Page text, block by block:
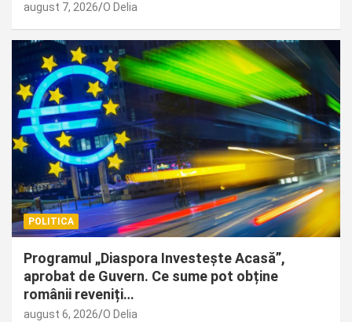
august 7, 2026 O Delia
POLITICA
Programul „Diaspora Investește Acasă”,
aprobat de Guvern. Ce sume pot obține
românii reveniți…
august 6, 2026 O Delia